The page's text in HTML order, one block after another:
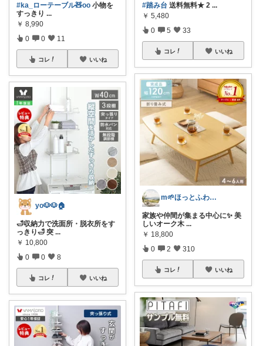
#ka_ローテーブル🧸oo 小物を
すっきり ...
￥ 8,990
0 0 11
コレ いいね
yo🐶🐶🏠
🛁収納力で洗面所・脱衣所をす
っきり🛁 突 ...
￥ 10,800
0 0 8
コレ いいね
#踏み台 送料無料★ 2 ...
￥ 5,480
0 5 33
コレ いいね
m🌱ほっとふわり心地よい暮らし
家族や仲間が集まる中心に✨ 美
しいオーク木 ...
￥ 18,800
0 2 310
コレ いいね